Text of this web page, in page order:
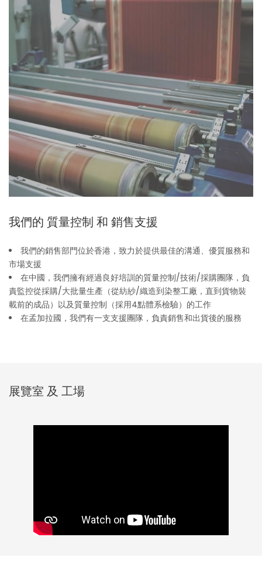
我們的 質量控制 和 銷售支援
我們的銷售部門位於香港，致力於提供最佳的溝通、優質服務和
市場支援
在中國，我們擁有經過良好培訓的質量控制/技術/採購團隊，負
責監控從採購/大批量生產（從紡紗/織造到染整工廠，直到貨物裝
載前的成品）以及質量控制（採用4點體系檢驗）的工作
在孟加拉國，我們有一支支援團隊，負責銷售和出貨後的服務
展覽室 及 工場